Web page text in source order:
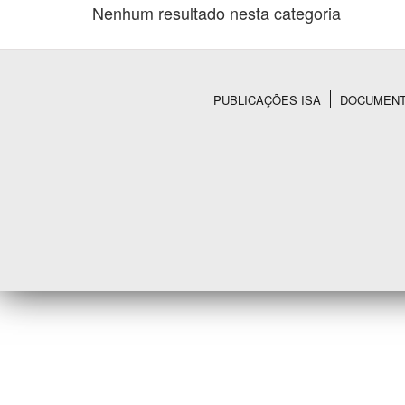
Nenhum resultado nesta categoria
PUBLICAÇÕES ISA